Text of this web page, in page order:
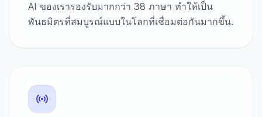
AI ของเรารองรับมากกว่า 38 ภาษา ทำให้เป็น
พันธมิตรที่สมบูรณ์แบบในโลกที่เชื่อมต่อกันมากขึ้น.